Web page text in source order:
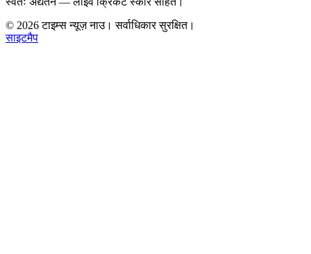
© 2026टाइम्स न्यूज़ नाउ। सर्वाधिकार सुरक्षित।
साइटमैप